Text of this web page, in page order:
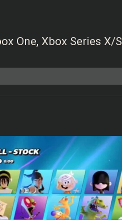
One, Xbox Series X/S